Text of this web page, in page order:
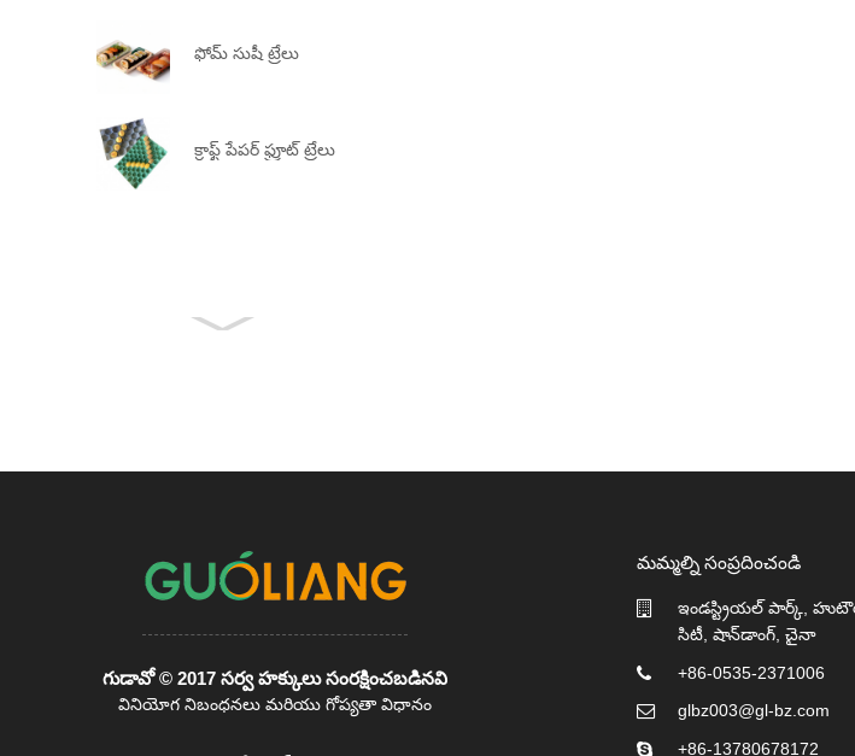
ఫోమ్ సుషీ ట్రేలు
క్రాఫ్ట్ పేపర్ ఫ్రూట్ ట్రేలు
గుడావో © 2017 సర్వ హక్కులు సంరక్షించబడినవి
వినియోగ నిబంధనలు మరియు గోప్యతా విధానం
మమ్మల్ని సంప్రదించండి
ఇండస్ట్రియల్ పార్క్,
సిటీ, షాన్‌డాంగ్, చైనా
+86-0535-2371006
glbz003@gl-bz.com
+86-13780678172